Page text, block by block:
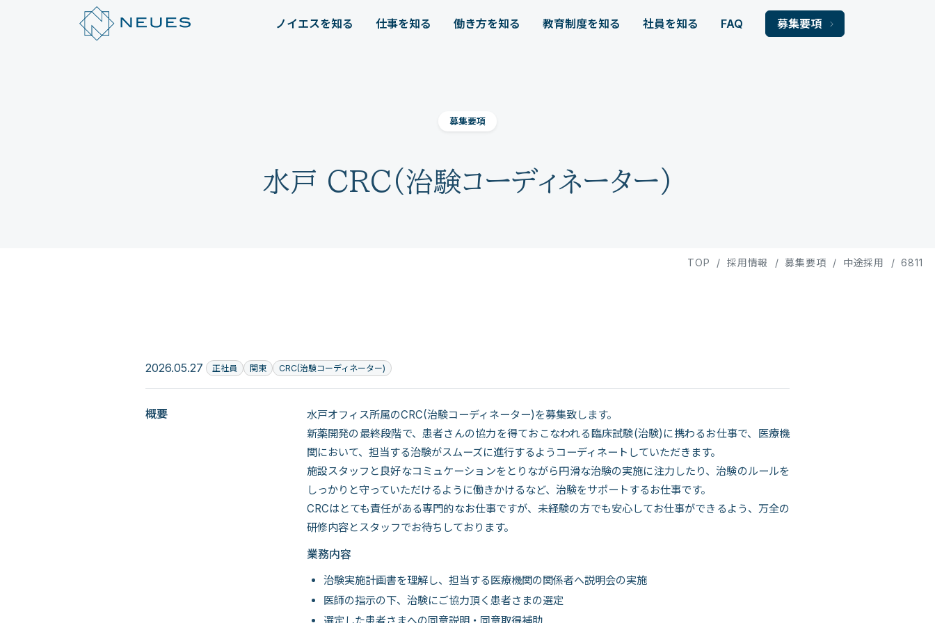
ノイエスを知る 仕事を知る 働き方を知る 教育制度を知る 社員を知る FAQ 募集要項
募集要項
水戸 CRC(治験コーディネーター)
TOP / 採用情報 / 募集要項 / 中途採用 / 6811
2026.05.27 正社員 関東 CRC(治験コーディネーター)
概要
水戸オフィス所属のCRC(治験コーディネーター)を募集致します。
新薬開発の最終段階で、患者さんの協力を得ておこなわれる臨床試験(治験)に携わるお仕事で、医療機
関において、担当する治験がスムーズに進行するようコーディネートしていただきます。
施設スタッフと良好なコミュケーションをとりながら円滑な治験の実施に注力したり、治験のルールを
しっかりと守っていただけるように働きかけるなど、治験をサポートするお仕事です。
CRCはとても責任がある専門的なお仕事ですが、未経験の方でも安心してお仕事ができるよう、万全の
研修内容とスタッフでお待ちしております。
業務内容
治験実施計画書を理解し、担当する医療機関の関係者へ説明会の実施
医師の指示の下、治験にご協力頂く患者さまの選定
選定した患者さまへの同意説明・同意取得補助